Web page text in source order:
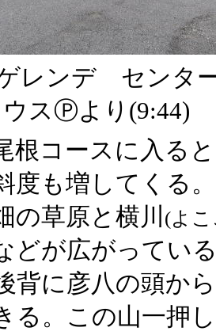
レンデ センタ
ウスⓅより(9:44)
根コースに入る
度も増してくる
の草原と横川 (よ
どが広がってい
背に彦八の頭か
る。この山一押